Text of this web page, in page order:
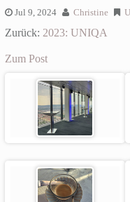
Jul 9, 2024 Christine
Zurück: 2023: UNIQA
Zum Post